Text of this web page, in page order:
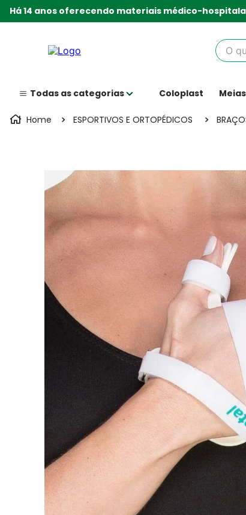
Há 14 anos oferecendo materiais médico-
O que
Coloplast
ESPORTIVOS E ORTOPÉDICOS